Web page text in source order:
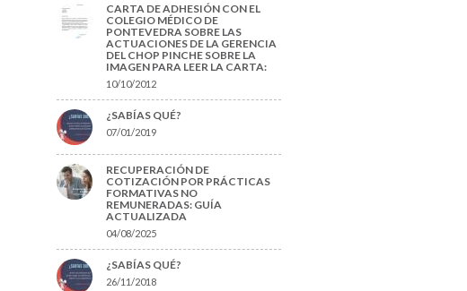
CARTA DE ADHESIÓN CON EL
COLEGIO MÉDICO DE
PONTEVEDRA SOBRE LAS
ACTUACIONES DE LA GERENCIA
DEL CHOP PINCHE SOBRE LA
IMAGEN PARA LEER LA CARTA:
10/10/2012
¿SABÍAS QUÉ?
07/01/2019
RECUPERACIÓN DE
COTIZACIÓN POR PRÁCTICAS
FORMATIVAS NO
REMUNERADAS: GUÍA
ACTUALIZADA
04/08/2025
¿SABÍAS QUÉ?
26/11/2018